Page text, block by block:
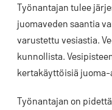
Työnantajan tulee
juomaveden saantia
varustettu vesiastia.
kunnollista.
kertakäyttöisiä juoma-
Työnantajan on